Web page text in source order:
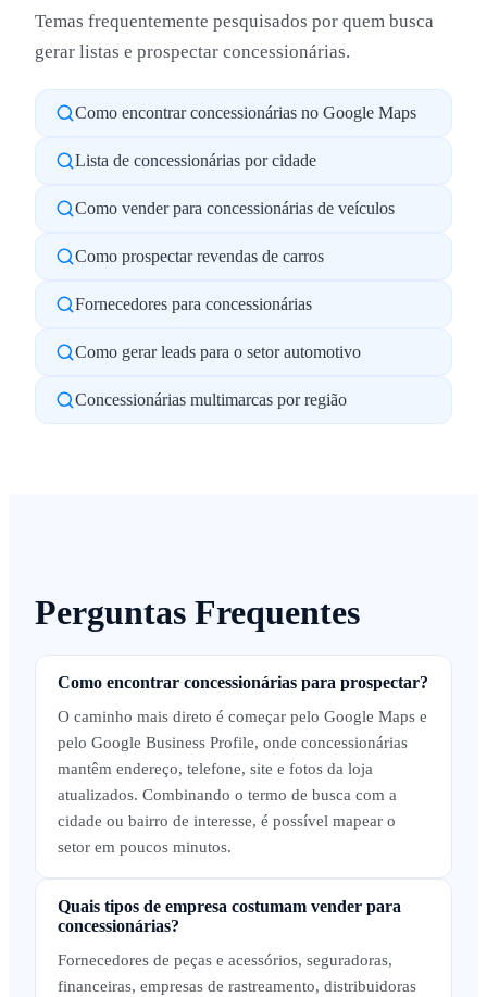
Temas frequentemente pesquisados por quem busca
gerar listas e prospectar concessionárias.
Como encontrar concessionárias no Google Maps
Lista de concessionárias por cidade
Como vender para concessionárias de veículos
Como prospectar revendas de carros
Fornecedores para concessionárias
Como gerar leads para o setor automotivo
Concessionárias multimarcas por região
Perguntas Frequentes
Como encontrar concessionárias para prospectar?
O caminho mais direto é começar pelo Google Maps e
pelo Google Business Profile, onde concessionárias
mantêm endereço, telefone, site e fotos da loja
atualizados. Combinando o termo de busca com a
cidade ou bairro de interesse, é possível mapear o
setor em poucos minutos.
Quais tipos de empresa costumam vender para
concessionárias?
Fornecedores de peças e acessórios, seguradoras,
financeiras, empresas de rastreamento, distribuidoras